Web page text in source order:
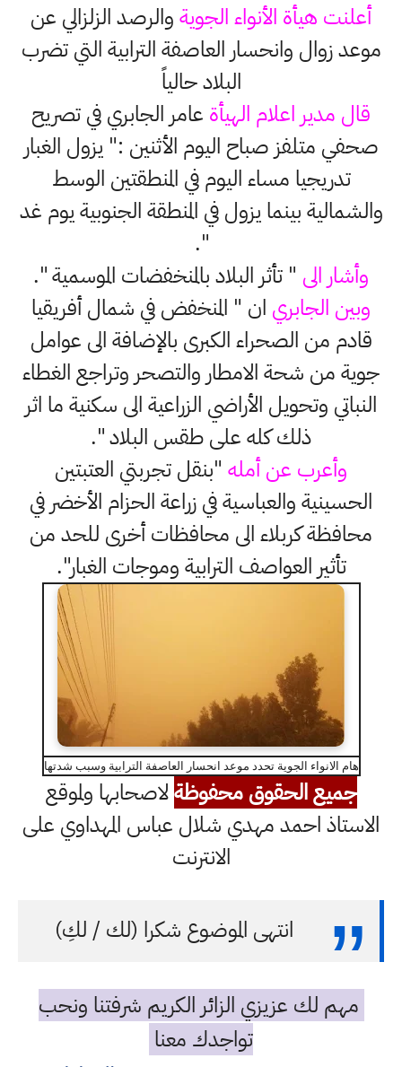
أعلنت هيأة الأنواء الجويةوالرصد الزلزالي عن
موعد زوال وانحسار العاصفة الترابية التي تضرب
البلاد حالياً
قال مدير اعلام الهيأة عامر الجابري في تصريح
صحفي متلفز صباح اليوم الأثنين :" يزول الغبار
تدريجيا مساء اليوم في المنطقتين الوسط
والشمالية بينما يزول في المنطقة الجنوبية يوم غد
".
وأشار الى " تأثر البلاد بالمنخفضات الموسمية ".
وبين الجابري ان " المنخفض في شمال أفريقيا
قادم من الصحراء الكبرى بالإضافة الى عوامل
جوية من شحة الامطار والتصحر وتراجع الغطاء
النباتي وتحويل الأراضي الزراعية الى سكنية ما اثر
ذلك كله على طقس البلاد ".
وأعرب عن أمله "بنقل تجربتي العتبتين
الحسينية والعباسية في زراعة الحزام الأخضر في
محافظة كربلاء الى محافظات أخرى للحد من
تأثير العواصف الترابية وموجات الغبار".
هام الانواء الجوية تحدد موعد انحسار العاصفة الترابية وسبب شدتها
جميع الحقوق محفوظةلاصحابها ولموقع
الاستاذ احمد مهدي شلال عباس المهداوي على
الانترنت
انتهى الموضوع شكرا (لك / لكِ)
مهم لك عزيزي الزائر الكريم شرفتنا ونحب
تواجدك معنا